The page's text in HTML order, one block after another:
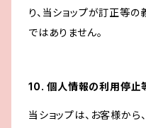
り、当ショップが訂正等
ではありません。
10. 個人情報の利用停止
当ショップは、お客様か